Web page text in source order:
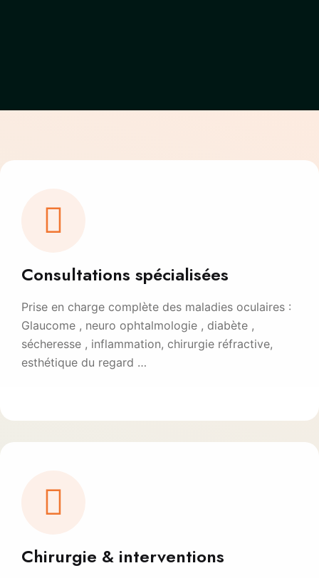
Consultations spécialisées
Prise en charge complète des maladies oculaires :
Glaucome , neuro ophtalmologie , diabète ,
sécheresse , inflammation, chirurgie réfractive,
esthétique du regard …
Chirurgie & interventions